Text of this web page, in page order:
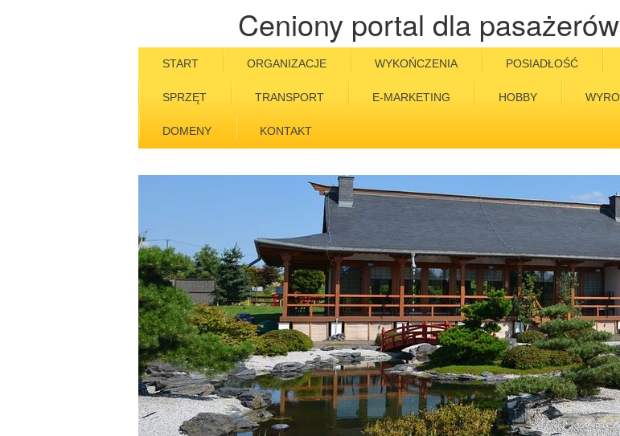
Ceniony portal dla
START ORGANIZACJE WYKOŃCZENIA POSIADŁOŚĆ
SPRZĘT TRANSPORT E-MARKETING HOBBY
DOMENY KONTAKT